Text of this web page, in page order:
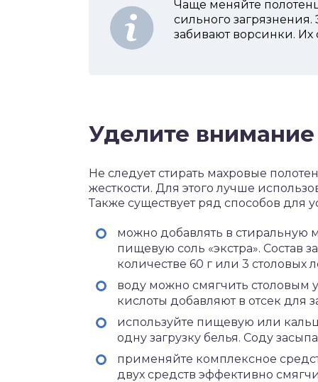
Чаще меняйте
сильного
забивают ворсинки. Их
Уделите
Не следует стирать махровые
жесткости. Для этого лучше
Также существует ряд способов для
можно добавлять в
пищевую соль «экстра». Состав
количестве 60 г или 3 столовых
воду можно смягчить столовым
кислоты добавляют в отсек для
используйте пищевую или
одну загрузку белья. Соду
применяйте комплексное
двух средств эффективно